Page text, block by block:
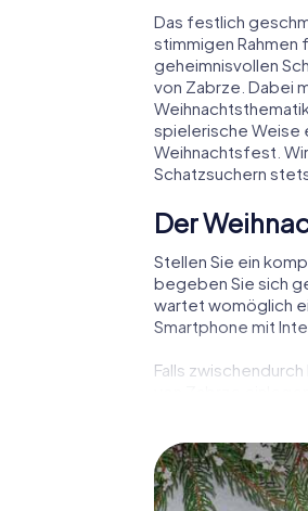
Das festlich
stimmigen
geheimnisvollen
von Zabrze. Dabei
spielerische Weise
Weihnachtsfest.
Schatzsuchern
Der
Stellen Sie ein
begeben Sie sich
wartet womöglich
Smartphone mit
Falls
von Zabrze
Eine